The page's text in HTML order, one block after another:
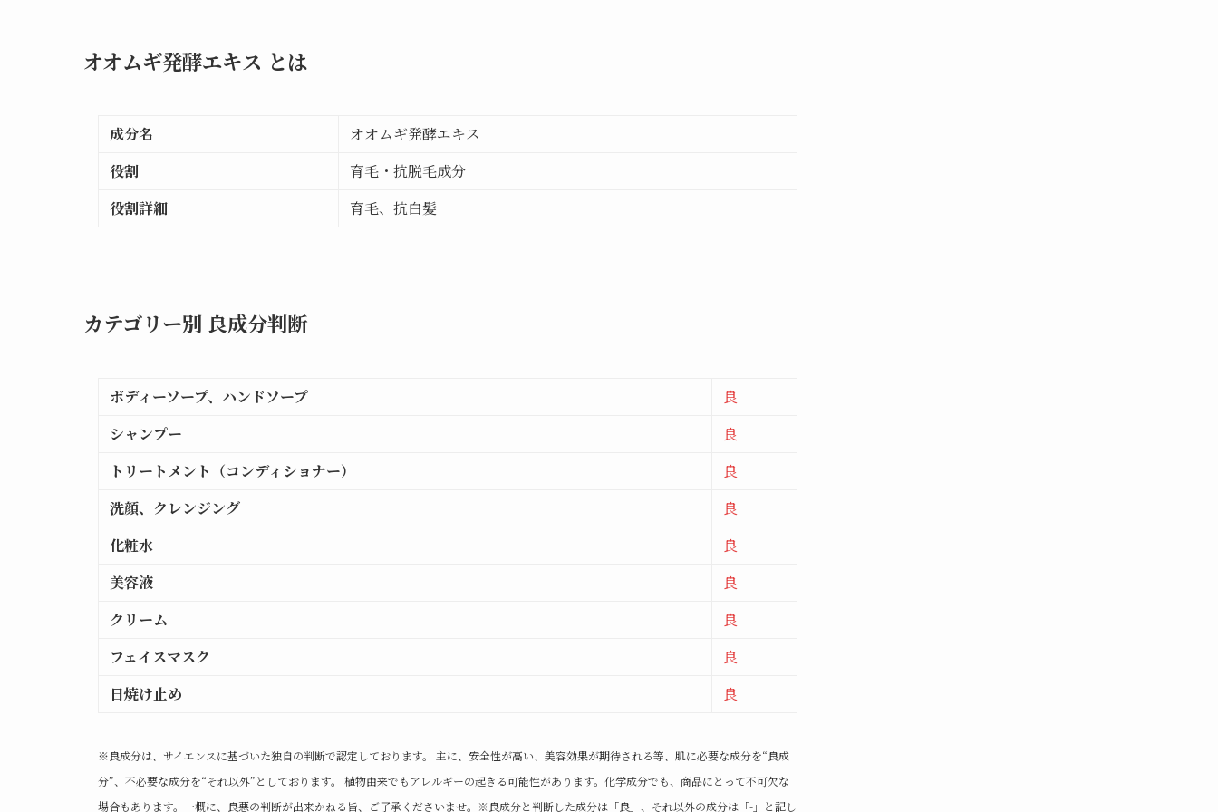
オオムギ発酵エキス とは
成分名
オオムギ発酵エキス
役割
育毛・抗脱毛成分
役割詳細
育毛、抗白髪
カテゴリー別 良成分判断
ボディーソープ、ハンドソープ
良
シャンプー
良
トリートメント（コンディショナー）
良
洗顔、クレンジング
良
化粧水
良
美容液
良
クリーム
良
フェイスマスク
良
日焼け止め
良
※良成分は、サイエンスに基づいた独自の判断で認定しております。 主に、安全性が高い、美容効果が期待される等、肌に必要な成分を“良成
分”、不必要な成分を“それ以外”としております。 植物由来でもアレルギーの起きる可能性があります。化学成分でも、商品にとって不可欠な
場合もあります。一概に、良悪の判断が出来かねる旨、ご了承くださいませ。※良成分と判断した成分は「良」、それ以外の成分は「-」と記し